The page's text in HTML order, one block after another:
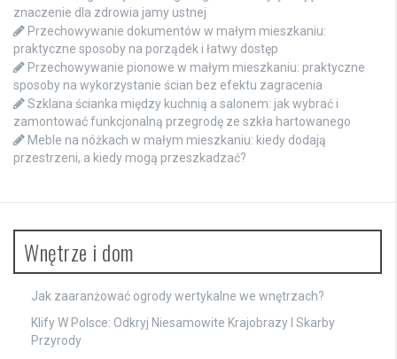
znaczenie dla zdrowia jamy ustnej
Przechowywanie dokumentów w małym mieszkaniu:
praktyczne sposoby na porządek i łatwy dostęp
Przechowywanie pionowe w małym mieszkaniu: praktyczne
sposoby na wykorzystanie ścian bez efektu zagracenia
Szklana ścianka między kuchnią a salonem: jak wybrać i
zamontować funkcjonalną przegrodę ze szkła hartowanego
Meble na nóżkach w małym mieszkaniu: kiedy dodają
przestrzeni, a kiedy mogą przeszkadzać?
Wnętrze i dom
Jak zaaranżować ogrody wertykalne we wnętrzach?
Klify W Polsce: Odkryj Niesamowite Krajobrazy I Skarby
Przyrody